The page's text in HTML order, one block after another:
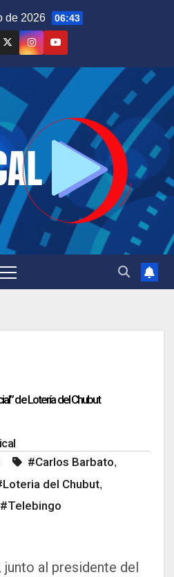
de 2026 06:43
de Lotería del Chubut
#Carlos Barbato,
del Chubut,
#Telebingo
junto al presidente del